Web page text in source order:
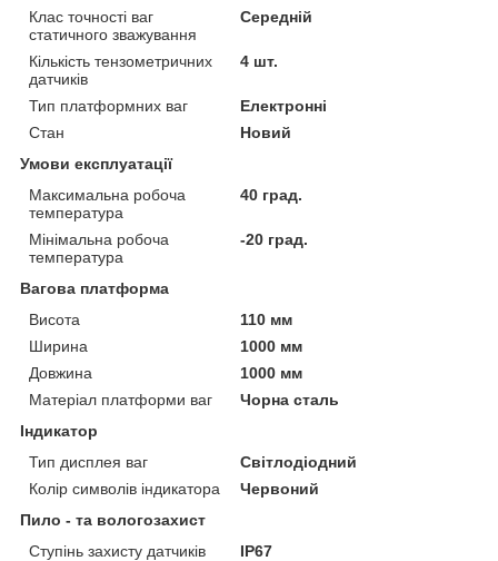
Клас точності ваг
статичного зважування
Середній
Кількість тензометричних
датчиків
4 шт.
Тип платформних ваг
Електронні
Стан
Новий
Умови експлуатації
Максимальна робоча
температура
40 град.
Мінімальна робоча
температура
-20 град.
Вагова платформа
Висота
110 мм
Ширина
1000 мм
Довжина
1000 мм
Матеріал платформи ваг
Чорна сталь
Індикатор
Тип дисплея ваг
Світлодіодний
Колір символів індикатора
Червоний
Пило - та вологозахист
Ступінь захисту датчиків
IP67